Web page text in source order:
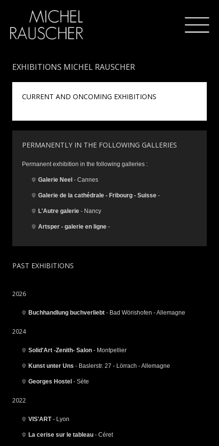
EXHIBITIONS MICHEL RAUSCHER
CURRENT AND ONCOMING EXHIBITIONS
PERMANENTLY IN THE FOLLOWING GALLERIES
Permanent exhibition in the following galleries :
Galerie Neel - Cannes
Galerie de la cathédrale - Fribourg - Suisse -
L'Autre galerie - Nancy
Artsper - galerie en ligne -
PAST EXHIBITIONS
2026
Buchhandlung buchverliebt - Bad Wörishofen - Allemagne
2024
Solid'Art -Zenith- Salon - Montpellier
Kunst unter Uns - Baslerstr. 27 - Lörrach - Allemagne
Georges Hostel - Sète
2022
VIS'ART- Lyon
La cerise sur le tableau - Céret